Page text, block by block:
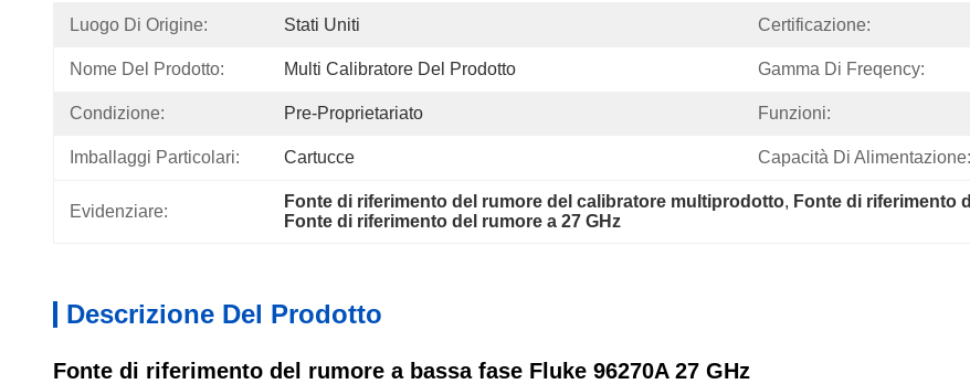
Luogo Di Origine: Stati Uniti Certificazione:
Nome Del Prodotto: Multi Calibratore Del Prodotto Gamma Di Freqency:
Condizione: Pre-Proprietariato Funzioni:
Imballaggi Particolari: Cartucce Capacità Di Alimentazione:
Evidenziare:
Fonte di riferimento del rumore del calibratore multiprodotto, Fonte di riferimento
Fonte di riferimento del rumore a 27 GHz
Descrizione Del Prodotto
Fonte di riferimento del rumore a bassa fase Fluke 96270A 27 GHz